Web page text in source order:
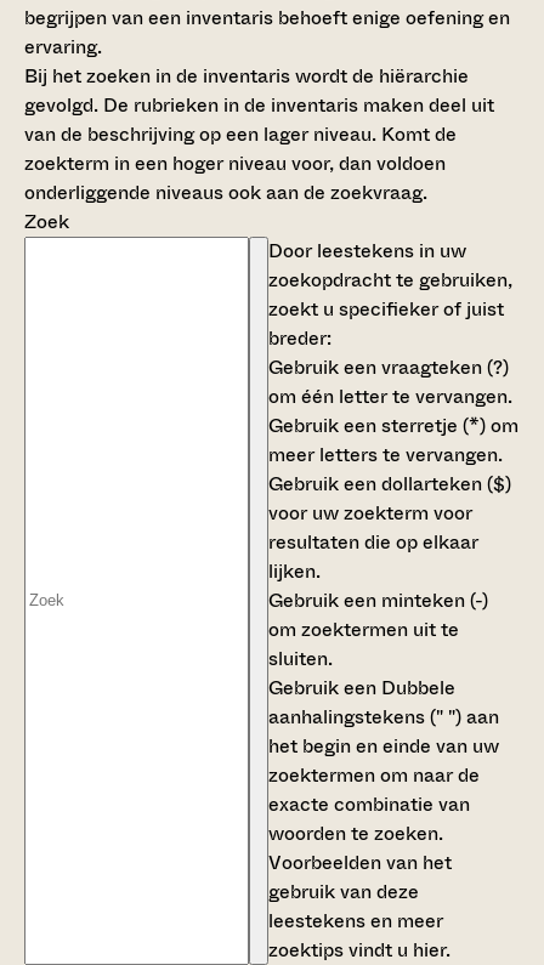
begrijpen van een inventaris behoeft enige oefening en
ervaring.
Bij het zoeken in de inventaris wordt de hiërarchie
gevolgd. De rubrieken in de inventaris maken deel uit
van de beschrijving op een lager niveau. Komt de
zoekterm in een hoger niveau voor, dan voldoen
onderliggende niveaus ook aan de zoekvraag.
Zoek
Door leestekens in uw
zoekopdracht te gebruiken,
zoekt u specifieker of juist
breder:
Gebruik eenvraagteken (?)
om één letter te vervangen.
Gebruik eensterretje (*)om
meer letters te vervangen.
Gebruik eendollarteken ($)
voor uw zoekterm voor
resultaten die op elkaar
lijken.
Gebruik een minteken (-)
om zoektermen uit te
sluiten.
Gebruik een Dubbele
aanhalingstekens (" ")aan
het begin en einde van uw
zoektermen om naar de
exacte combinatie van
woorden te zoeken.
Voorbeelden van het
gebruik van deze
leestekens en meer
zoektips vindt u hier.